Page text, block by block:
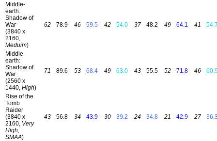
Middle-
earth:
Shadow of
War
(3840 x
2160,
Meduim)
62 78.9 46 59.5 42 54.0 37 48.2 49 64.1 41
Middle-
earth:
Shadow of
War
(2560 x
1440, High)
71 89.6 53 68.4 49 63.0 43 55.5 52 71.8 46
Rise of the
Tomb
Raider
(3840 x
2160, Very
High,
SMAA)
43 56.8 34 43.9 30 39.2 24 34.8 21 42.9 27